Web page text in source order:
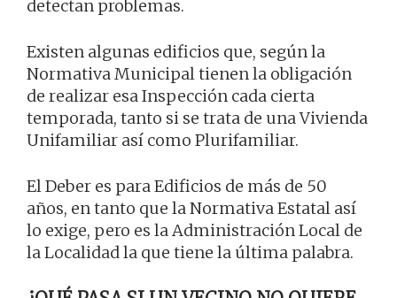
detectan problemas.
Existen algunas edificios que, según la
Normativa Municipal tienen la obligación
de realizar esa Inspección cada cierta
temporada, tanto si se trata de una Vivienda
Unifamiliar así como Plurifamiliar.
El Deber es para Edificios de más de 50
años, en tanto que la Normativa Estatal así
lo exige, pero es la Administración Local de
la Localidad la que tiene la última palabra.